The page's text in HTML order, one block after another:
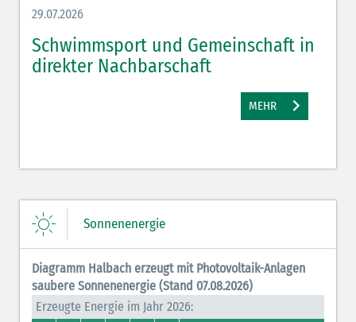
29.07.2026
Schwimmsport und Gemeinschaft in
direkter Nachbarschaft
MEHR
Sonnenenergie
Diagramm Halbach erzeugt mit Photovoltaik-Anlagen
saubere Sonnenenergie (Stand 07.08.2026)
Erzeugte Energie im Jahr 2026: